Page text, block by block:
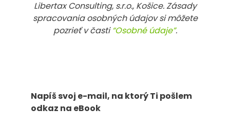
Libertax Consulting, s.r.o., Košice. Zásady
spracovania osobných údajov si môžete
pozrieť v časti“Osobné údaje”.
Napíš svoj e-mail, na ktorý Ti pošlem
odkaz na eBook